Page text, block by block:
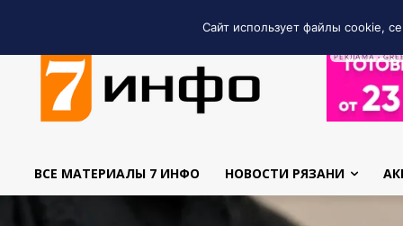
РЕКЛАМА •
ВСЕ МАТЕРИАЛЫ 7 ИНФО НОВОСТИ РЯЗАНИ
Сайт использует файлы cookie,